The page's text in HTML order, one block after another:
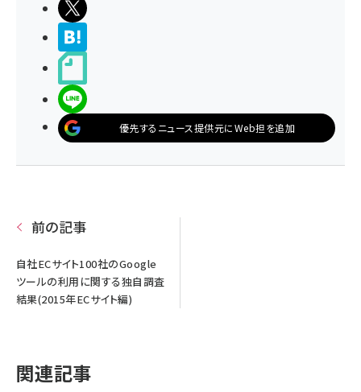
優先するニュース提供元にWeb担を追加
前の記事
自社ECサイト100社のGoogle
ツールの利用に関する独自調査
結果(2015年ECサイト編)
関連記事